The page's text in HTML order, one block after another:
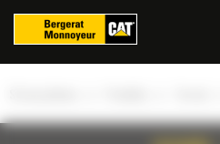
Panel zarządzania plikami cookies